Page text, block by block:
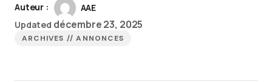
Auteur :
AAE
Updated décembre 23, 2025
ARCHIVES // ANNONCES